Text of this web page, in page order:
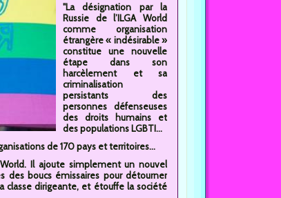
"La désignation par la
Russie de l’ILGA World
comme organisation
étrangère « indésirable »
constitue une nouvelle
étape dans son
harcèlement et sa
criminalisation
persistants des
personnes défenseuses
des droits humains et
des populations LGBTI...
de 170 pays et territoires...
Il ajoute simplement un nouvel
des boucs émissaires pour détourner
classe dirigeante, et étouffe la société